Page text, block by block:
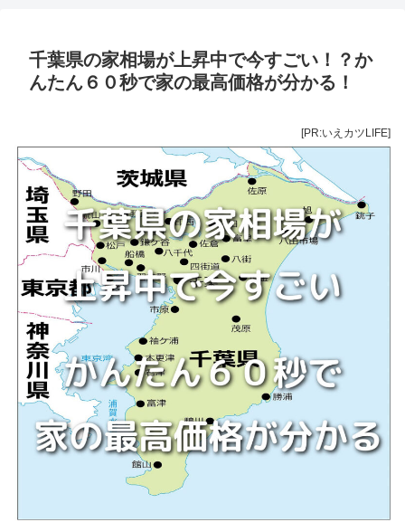
千葉県の家相場が上昇中で今すごい！？か
んたん６０秒で家の最高価格が分かる！
[PR:いえカツLIFE]